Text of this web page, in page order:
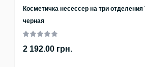
Косметичка несессер на три
черная
2 192.00 грн.